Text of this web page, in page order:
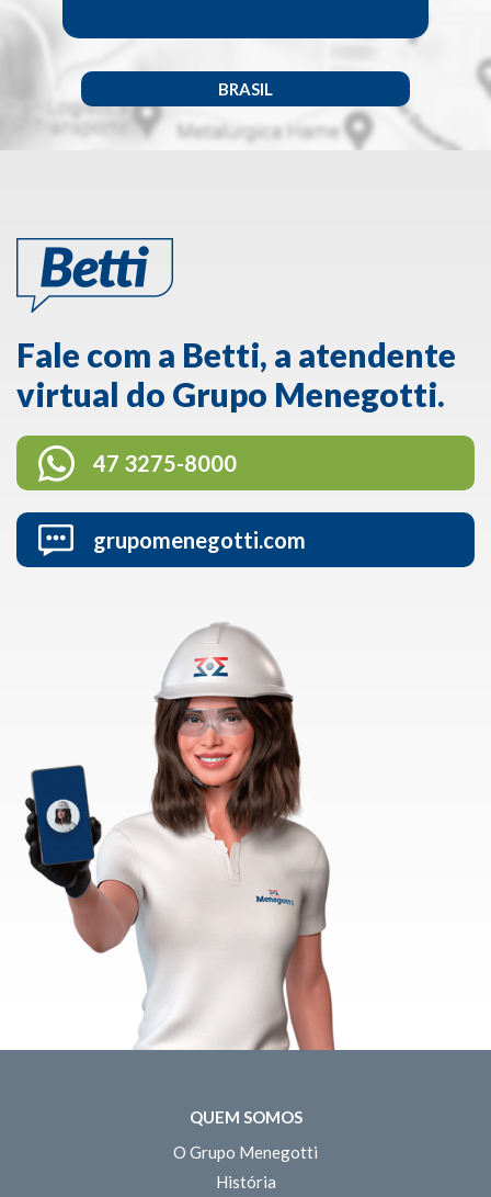
BRASIL
Fale com a Betti, a atendente
virtual do Grupo Menegotti.
47 3275-8000
grupomenegotti.com
QUEM SOMOS
O Grupo Menegotti
História